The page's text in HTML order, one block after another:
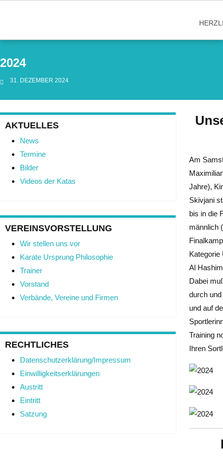
2024
31. DEZEMBER 2024
Am
Jahre),
Skivjani
bis in die
männlich
Kategorie
Al
Dabei
durch
und auf
Training
Ihren
AKTUELLES
News
Termine
Bilder
Videos der Katas
VEREINSVORSTELLUNG
Wir stellen uns vor
Karate Ursprung Philosophie
Trainer
Vorstand
Verbände, Vereine und Firmen
RECHTLICHES
Datenschutzerklärung/Impressum
Einwilligkeitserklärungen
Austritt
Eintritt
Satzung